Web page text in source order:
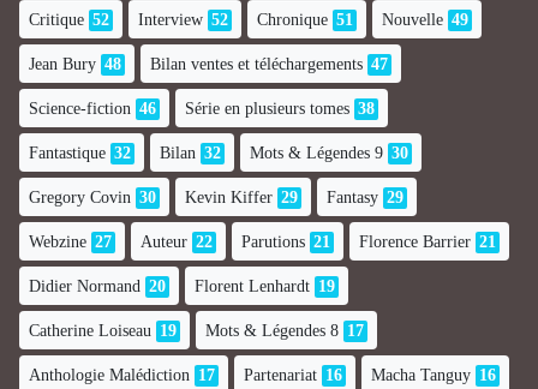
Critique 52 Interview 52 Chronique 51 Nouvelle 49
Jean Bury 48 Bilan ventes et téléchargements 47
Science-fiction 46 Série en plusieurs tomes 38
Fantastique 32 Bilan 32 Mots & Légendes 9 30
Gregory Covin 30 Kevin Kiffer 29 Fantasy 29
Webzine 27 Auteur 22 Parutions 21 Florence Barrier 21
Didier Normand 20 Florent Lenhardt 19
Catherine Loiseau 19 Mots & Légendes 8 17
Anthologie Malédiction 17 Partenariat 16 Macha Tanguy 16